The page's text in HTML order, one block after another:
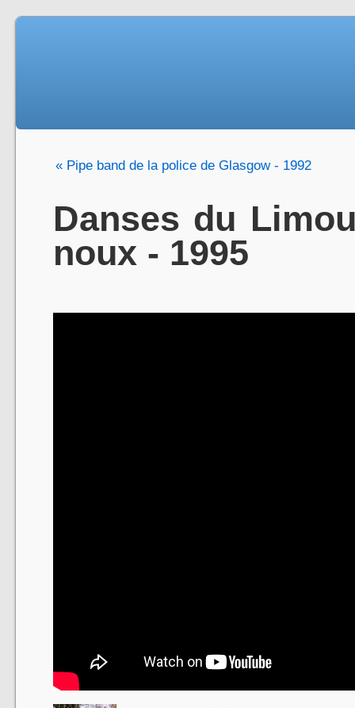
« Pipe band de la police de Glasgow - 1992
Danses du
noux - 1995